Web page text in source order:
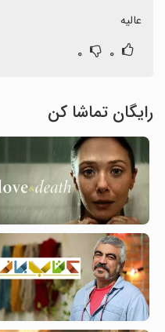
عالیه
۰ ۰
رایگان تماشا کن